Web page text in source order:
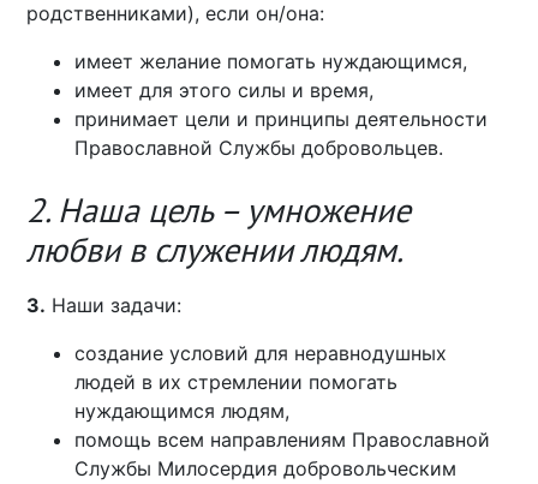
родственниками), если он/она:
имеет желание помогать нуждающимся,
имеет для этого силы и время,
принимает цели и принципы деятельности
Православной Службы добровольцев.
2. Наша цель – умножение
любви в служении людям.
3. Наши задачи:
создание условий для неравнодушных
людей в их стремлении помогать
нуждающимся людям,
помощь всем направлениям Православной
Службы Милосердия добровольческим